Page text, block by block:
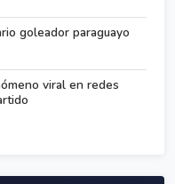
goleador paraguayo
viral en redes